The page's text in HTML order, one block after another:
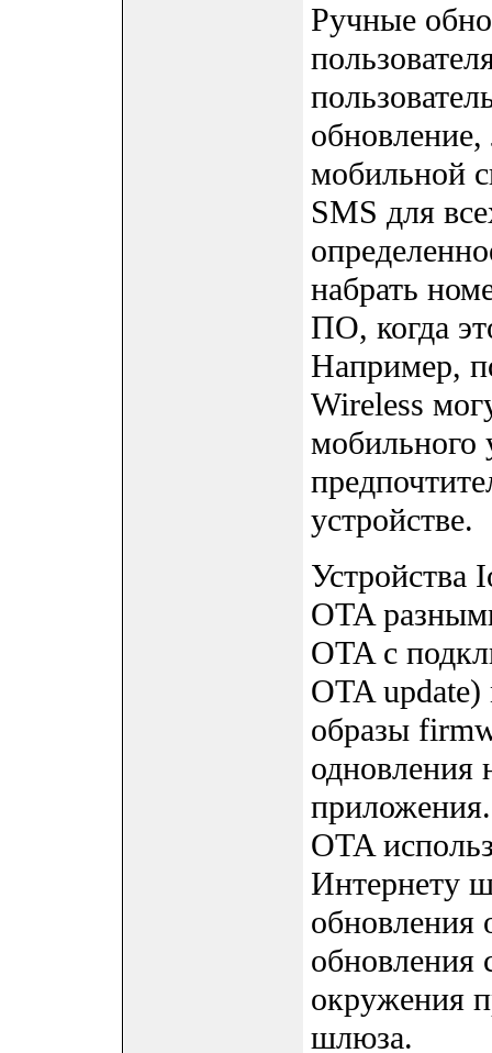
Ручные
мобильной
SMS для
набрать
ПО, когда
Например,
Wireless
мобильного
устройстве.
Устройства
OTA
OTA с
OTA update)
образы
одновления
OTA
Интернету
обновления
обновления
окружения
шлюза.